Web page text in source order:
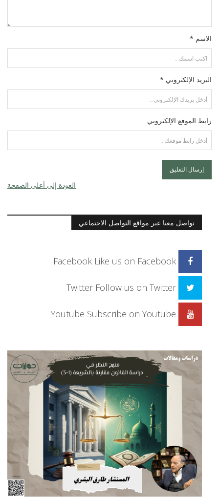
الاسم *
البريد الإلكتروني *
رابط الموقع الإلكتروني
العودة إلى أعلى الصفحة
تواصل معنا عبر مواقع التواصل الاجتماعي
Facebook Like us on Facebook
Twitter Follow us on Twitter
Youtube Subscribe on Youtube